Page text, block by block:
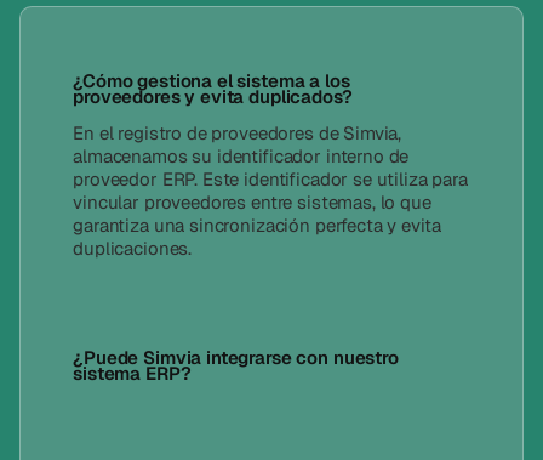
¿Cómo gestiona el sistema a los
proveedores y evita duplicados?
En el registro de proveedores de Simvia,
almacenamos su identificador interno de
proveedor ERP. Este identificador se utiliza para
vincular proveedores entre sistemas, lo que
garantiza una sincronización perfecta y evita
duplicaciones.
¿Puede Simvia integrarse con nuestro
sistema ERP?